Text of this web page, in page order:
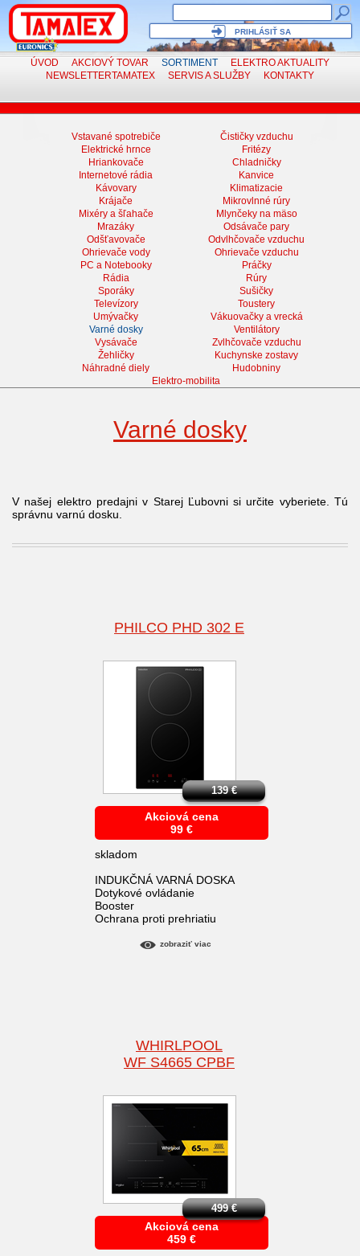
PRIHLÁSIŤ SA
ÚVOD AKCIOVÝ TOVAR SORTIMENT ELEKTROAKTUALITY
NEWSLETTERTAMATEX SERVISA SLUŽBY KONTAKTY
Vstavané spotrebiče
Čističky vzduchu
Elektrické hrnce
Fritézy
Hriankovače
Chladničky
Internetové rádia
Kanvice
Kávovary
Klimatizacie
Krájače
Mikrovlnné rúry
Mixéry a šľahače
Mlynčeky na mäso
Mrazáky
Odsávače pary
Odšťavovače
Odvlhčovače vzduchu
Ohrievače vody
Ohrievače vzduchu
PC a Notebooky
Práčky
Rádia
Rúry
Sporáky
Sušičky
Televízory
Toustery
Umývačky
Vákuovačky a vrecká
Varné dosky
Ventilátory
Vysávače
Zvlhčovače vzduchu
Žehličky
Kuchynske zostavy
Náhradné diely
Hudobniny
Elektro-mobilita
Varné dosky
V našej elektro predajni v Starej Ľubovni si určite vyberiete. Tú
správnu varnú dosku.
PHILCO PHD 302 E
Akciová cena
99 €
skladom
INDUKČNÁ VARNÁ DOSKA
Dotykové ovládanie
Booster
Ochrana proti prehriatiu
139€
zobraziť viac
WHIRLPOOL
WF S4665 CPBF
Akciová cena
459 €
499€